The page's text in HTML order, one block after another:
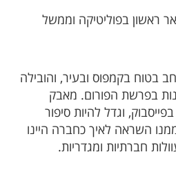
ראשון בפוליטיקה וממשל
בטוח בקמפוס ובעיר, והובילה
בפרשת הפורום. מאבק
וגדל להיות סיפור
השראה לאיך כחברה היינו
חברתיות ומגדריות.